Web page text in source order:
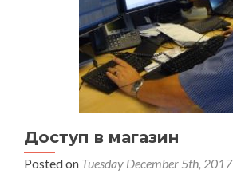
Доступ в магазин
Posted on Tuesday December 5th, 2017